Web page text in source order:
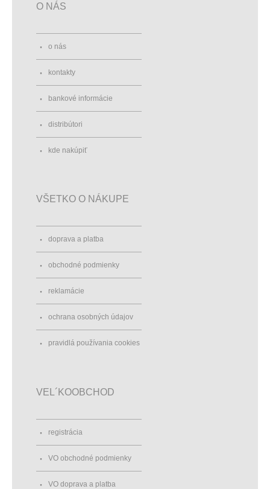
O NÁS
o nás
kontakty
bankové informácie
distribútori
kde nakúpiť
VŠETKO O NÁKUPE
doprava a platba
obchodné podmienky
reklamácie
ochrana osobných údajov
pravidlá používania cookies
VEL´KOOBCHOD
registrácia
VO obchodné podmienky
VO doprava a platba